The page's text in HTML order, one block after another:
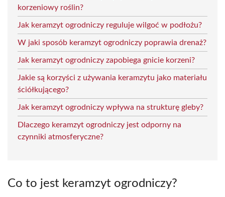
korzeniowy roślin?
Jak keramzyt ogrodniczy reguluje wilgoć w podłożu?
W jaki sposób keramzyt ogrodniczy poprawia drenaż?
Jak keramzyt ogrodniczy zapobiega gnicie korzeni?
Jakie są korzyści z używania keramzytu jako materiału
ściółkującego?
Jak keramzyt ogrodniczy wpływa na strukturę gleby?
Dlaczego keramzyt ogrodniczy jest odporny na
czynniki atmosferyczne?
Co to jest keramzyt ogrodniczy?